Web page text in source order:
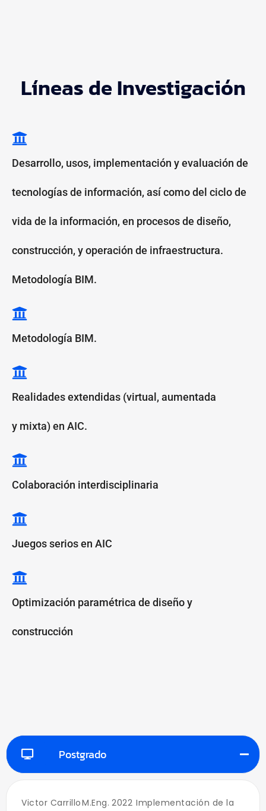
Líneas de Investigación
Desarrollo, usos, implementación y evaluación de
tecnologías de información, así como del ciclo de
vida de la información, en procesos de diseño,
construcción, y operación de infraestructura.
Metodología BIM.
Metodología BIM.
Realidades extendidas (virtual, aumentada
y mixta) en AIC.
Colaboración interdisciplinaria
Juegos serios en AIC
Optimización paramétrica de diseño y
construcción
Postgrado
Victor CarrilloM.Eng. 2022 Implementación de la